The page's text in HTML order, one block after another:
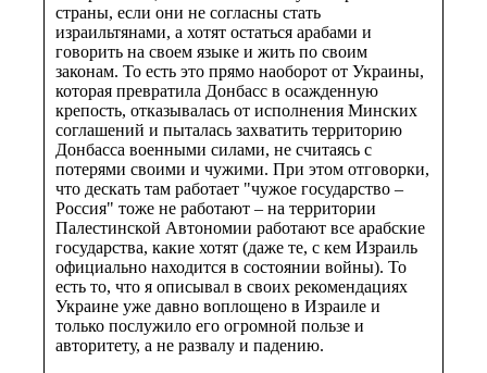
страны, если они не согласны стать
израильтянами, а хотят остаться арабами и
говорить на своем языке и жить по своим
законам. То есть это прямо наоборот от Украины,
которая превратила Донбасс в осажденную
крепость, отказывалась от исполнения Минских
соглашений и пыталась захватить территорию
Донбасса военными силами, не считаясь с
потерями своими и чужими. При этом отговорки,
что дескать там работает "чужое государство –
Россия" тоже не работают – на территории
Палестинской Автономии работают все арабские
государства, какие хотят (даже те, с кем Израиль
официально находится в состоянии войны). То
есть то, что я описывал в своих рекомендациях
Украине уже давно воплощено в Израиле и
только послужило его огромной пользе и
авторитету, а не развалу и падению.